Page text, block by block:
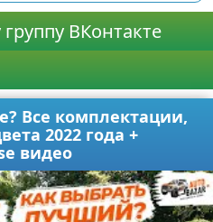
ВКонтакте
Все комплектации,
2022 года +
видео